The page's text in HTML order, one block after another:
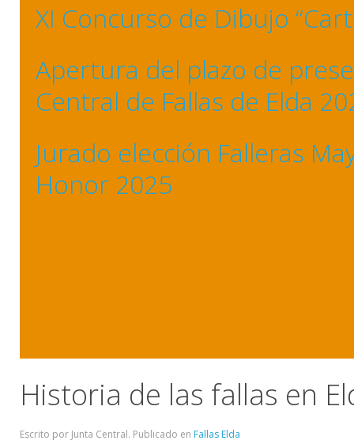
XI Concurso de Dibujo
Apertura del plazo de
Central de Fallas de Elda
Jurado elección Falleras
Honor 2025
Historia de las fallas en
Escrito por Junta Central. Publicado en Fallas Elda